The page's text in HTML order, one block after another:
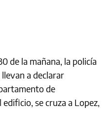
de la mañana, la policía
a declarar
de
se cruza a Lopez,